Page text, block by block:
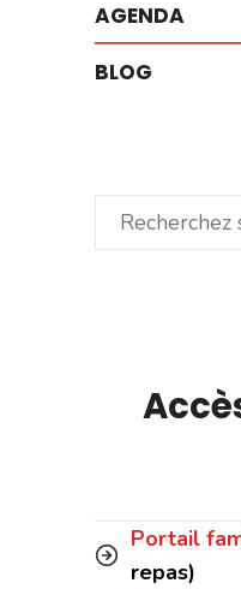
AGENDA
BLOG
Rechercher
Portail
repas)